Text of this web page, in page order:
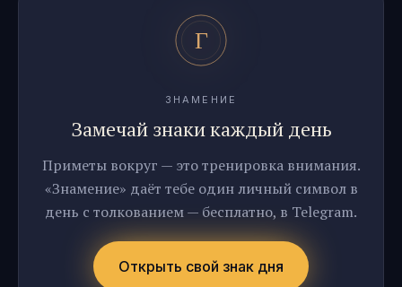
ЗНАМЕНИЕ
Замечай знаки каждый день
Приметы вокруг — это тренировка внимания.
«Знамение» даёт тебе один личный символ в
день с толкованием — бесплатно, в Telegram.
Открыть свой знак дня